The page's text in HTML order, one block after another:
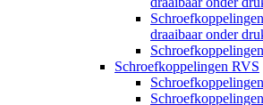
draaibaar onder
Schroefkoppelingen RVS